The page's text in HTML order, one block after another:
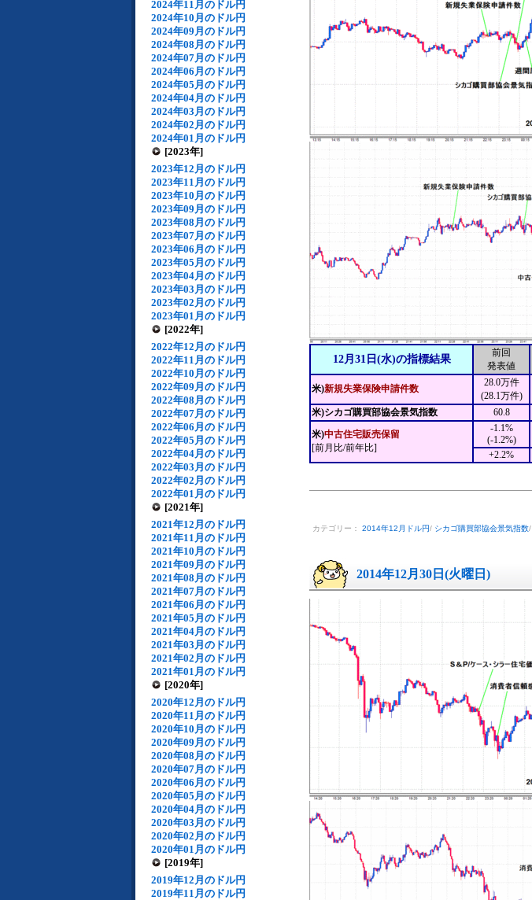
2024年11月のドル円
2024年10月のドル円
2024年09月のドル円
2024年08月のドル円
2024年07月のドル円
2024年06月のドル円
2024年05月のドル円
2024年04月のドル円
2024年03月のドル円
2024年02月のドル円
2024年01月のドル円
[2023年]
2023年12月のドル円
2023年11月のドル円
2023年10月のドル円
2023年09月のドル円
2023年08月のドル円
2023年07月のドル円
2023年06月のドル円
2023年05月のドル円
2023年04月のドル円
2023年03月のドル円
2023年02月のドル円
2023年01月のドル円
[2022年]
2022年12月のドル円
2022年11月のドル円
2022年10月のドル円
2022年09月のドル円
2022年08月のドル円
2022年07月のドル円
2022年06月のドル円
2022年05月のドル円
2022年04月のドル円
2022年03月のドル円
2022年02月のドル円
2022年01月のドル円
[2021年]
2021年12月のドル円
2021年11月のドル円
2021年10月のドル円
2021年09月のドル円
2021年08月のドル円
2021年07月のドル円
2021年06月のドル円
2021年05月のドル円
2021年04月のドル円
2021年03月のドル円
2021年02月のドル円
2021年01月のドル円
[2020年]
2020年12月のドル円
2020年11月のドル円
2020年10月のドル円
2020年09月のドル円
2020年08月のドル円
2020年07月のドル円
2020年06月のドル円
2020年05月のドル円
2020年04月のドル円
2020年03月のドル円
2020年02月のドル円
2020年01月のドル円
[2019年]
2019年12月のドル円
2019年11月のドル円
12月31日(水)の指標結果
前回
発表値
米)新規失業保険申請件数
28.0万件
(28.1万件)
米)シカゴ購買部協会景気指数 60.8
米)中古住宅販売保留
[前月比/前年比]
-1.1%
(-1.2%)
+2.2%
カテゴリー： 2014年12月ドル円/ シカゴ購買部協会景気指数/
2014年12月30日(火曜日)